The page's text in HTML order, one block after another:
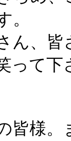
。
ん、
って下
皆様